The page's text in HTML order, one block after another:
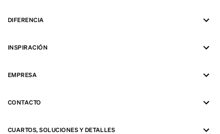
DIFERENCIA
INSPIRACIÓN
EMPRESA
CONTACTO
CUARTOS, SOLUCIONES Y DETALLES